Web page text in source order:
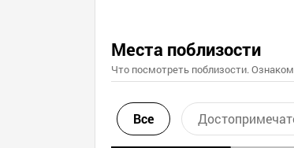
Места поблизости
Что посмотреть поблизости.
Все